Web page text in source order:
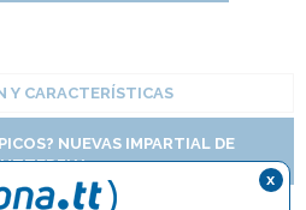
Y CARACTERÍSTICAS
NUEVAS IMPARTIAL DE
x